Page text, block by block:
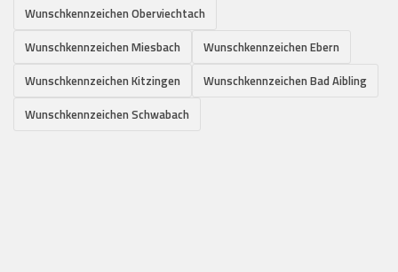
Wunschkennzeichen Oberviechtach
Wunschkennzeichen Miesbach
Wunschkennzeichen Ebern
Wunschkennzeichen Kitzingen
Wunschkennzeichen Bad Aibling
Wunschkennzeichen Schwabach